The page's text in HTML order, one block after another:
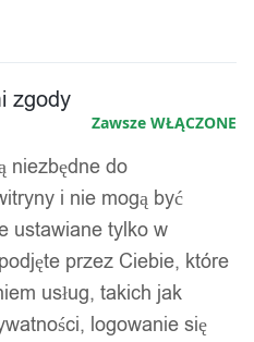
zgody
Zawsze WŁĄCZONE
niezbędne do
i nie mogą być
ustawiane tylko w
przez Ciebie, które
usług, takich jak
logowanie się